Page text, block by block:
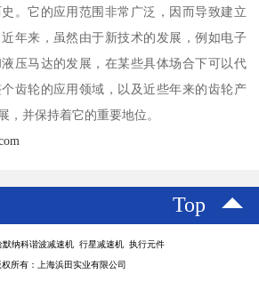
。它的应用范围非常广泛，因而导致建立
年来，虽然由于新技术的发展，例如电子
压马达的发展，在某些具体场合下可以代
齿轮的应用领域，以及近些年来的齿轮产
，并保持着它的重要地位。
Top
默纳科谐波减速机 行星减速机 执行元件
权所有：上海浜田实业有限公司